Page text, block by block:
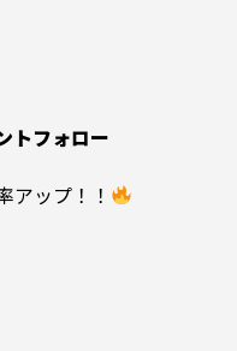
トフォロー
アップ！！